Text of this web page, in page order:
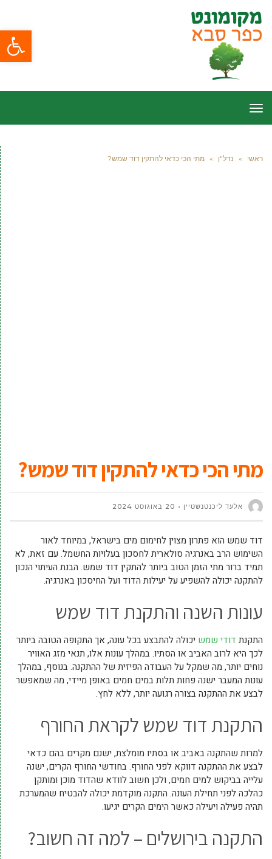
פתח
תפריט
ראשי » נדל"ן » מתי הכי כדאי להתקין דוד שמש?
מתי הכי כדאי להתקין דוד שמש?
אלעד ליכנטנשטיין 20 באוגוסט 2024
דוד שמש הוא פתרון מצוין לחימום מים בישראל, במיוחד לאור
השימוש הרב באנרגיה סולארית לחסכון בעלויות החשמל. עם זאת, לא
תמיד ברור מתי הזמן הטוב ביותר להתקין דוד שמש. הבנת העיתוי הנכון
להתקנה יכולה להשפיע על יעילות הדוד ועל החיסכון באנרגיה.
עונות השנה והתקנת דוד שמש
התקנת דודי שמש יכולה להתבצע בכל עונה, אך התקופה הטובה ביותר
לכך היא לרוב האביב או הסתיו. במהלך עונות אלו, תנאי מזג האוויר
נוחים יותר, מה שמקל על העבודה הפיזית של ההתקנה. בנוסף, במהלך
עונות המעבר ישנה פחות תלות במים חמים באופן מיידי, מה שמאפשר
לבצע את ההתקנה בצורה רגועה יותר, ללא לחץ.
התקנת דוד שמש לקראת החורף
למרות שהתקנה באביב או בסתיו מומלצת, ישנם מקרים בהם כדאי
לבצע את ההתקנה דווקא לפני החורף. בחודשי החורף הקרים, ישנה
עלייה בביקוש למים חמים, ולכן חשוב לוודא שהדוד מוכן ומותקן
כהלכה לפני תחילת העונה. התקנה מוקדמת יכולה להבטיח שהמערכת
תהיה פעילה ויעילה כאשר הימים הקרים יגיעו.
התקנה בירושלים – למה זה חשוב?